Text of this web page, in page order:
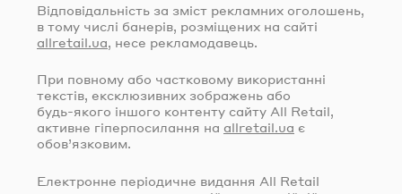
Відповідальність за зміст рекламних оголошень,
в тому числі банерів, розміщених на сайті
allretail.ua, несе рекламодавець.
При повному або частковому використанні
текстів, ексклюзивних зображень або
будь-якого іншого контенту сайту All Retail,
активне гіперпосилання на allretail.ua є
обов’язковим.
Електронне періодичне видання All Retail